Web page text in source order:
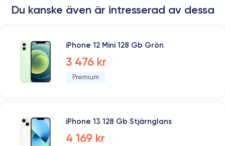
Du kanske även är intresserad av dessa
iPhone 12 Mini 128 Gb Grön
3 476 kr
Premium
iPhone 13 128 Gb Stjärnglans
4 169 kr